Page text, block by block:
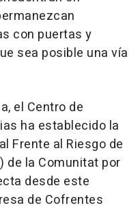
con puertas y
sea posible una vía
el Centro de
ha establecido la
Frente al Riesgo de
de la Comunitat por
desde este
de Cofrentes